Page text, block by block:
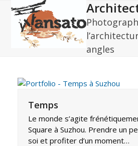
Skip
content
Open
mobile
menu
Close
mobile
menu
angles
Temps
Le monde s’agite
Square à Suzhou. Prendre un
soi et profiter d’un moment…